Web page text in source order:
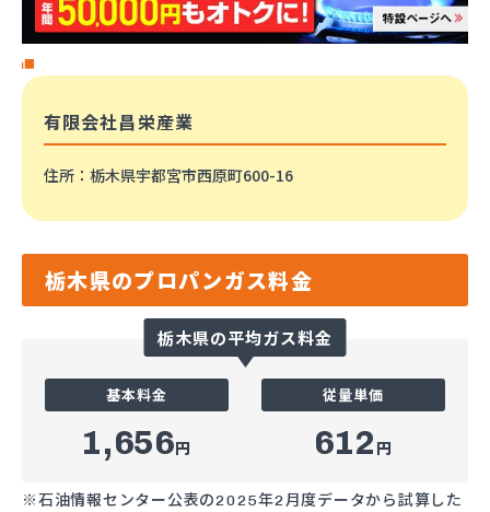
有限会社昌栄産業
住所 ：栃木県宇都宮市西原町600-16
栃木県のプロパンガス料金
栃木県の平均ガス料金
基本料金
1,656円
従量単価
612 円
※石油情報センター公表の2025年2月度データから試算した